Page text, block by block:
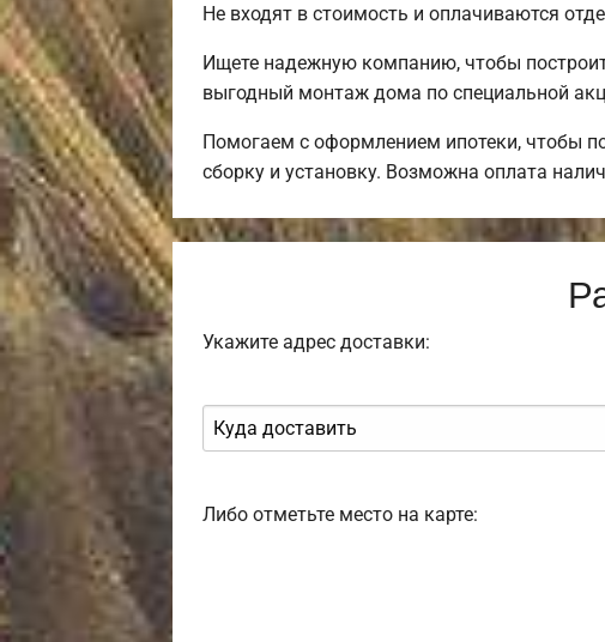
Не входят в стоимость и оплачиваются
Ищете надежную компанию, чтобы
выгодный монтаж дома по специальной
Помогаем с оформлением ипотеки, чтобы
сборку и установку. Возможна оплата
Укажите адрес доставки:
Либо отметьте место на карте: